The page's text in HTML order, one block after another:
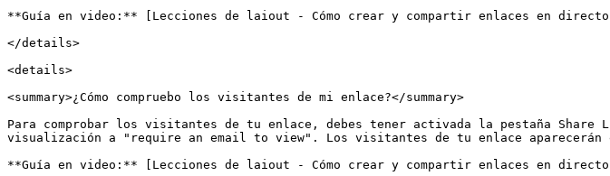
**Guía en video:** [Lecciones de laiout - Cómo crear y compartir enlaces en directo
</details>
<details>
<summary>¿Cómo compruebo los visitantes de mi enlace?</summary>
Para comprobar los visitantes de tu enlace, debes tener activada la pestaña
visualización a "require an email to view". Los visitantes de tu enlace aparecerán
**Guía en video:** [Lecciones de laiout - Cómo crear y compartir enlaces en directo